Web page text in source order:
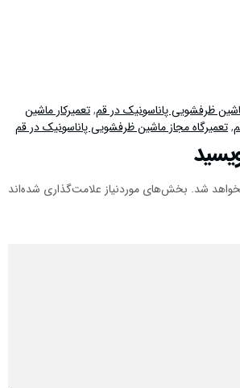
ظرفشویی پاناسونیک در قم,تعمیرکار ماشین
,تعمیرگاه مجاز ماشین ظرفشویی پاناسونیک در قم
شد. بخش‌های موردنیاز علامت‌گذاری شده‌اند